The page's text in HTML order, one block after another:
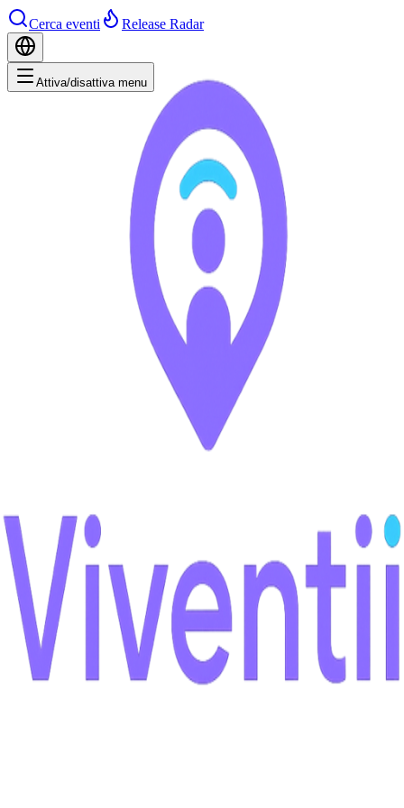
Cerca eventi Release Radar
Attiva/disattiva menu